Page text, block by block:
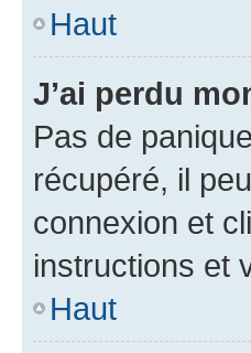
Haut
J’ai perdu
Pas de
récupéré, il
connexion et
instructions et
Haut